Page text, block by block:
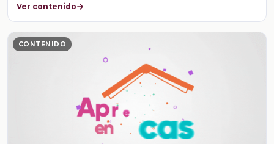
Ver contenido
CONTENIDO